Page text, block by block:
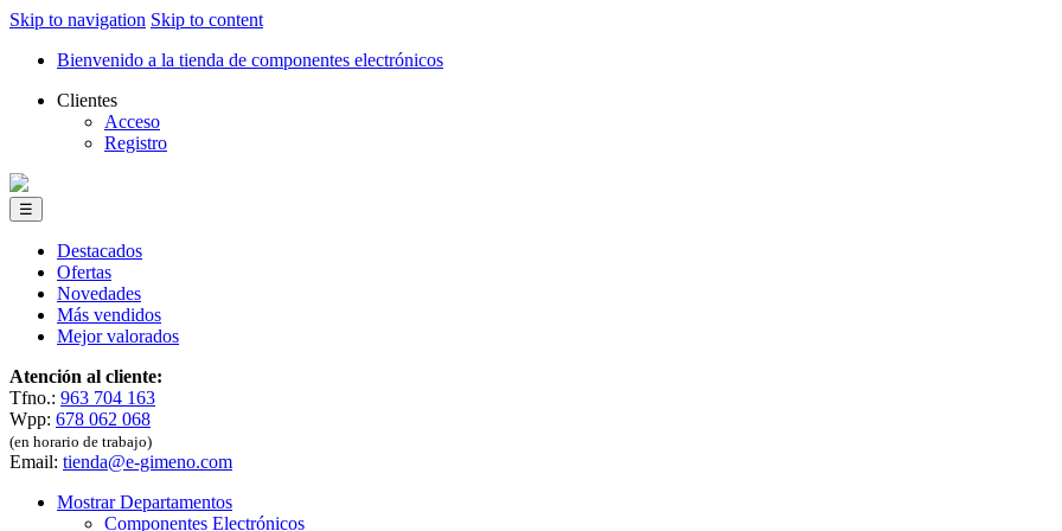
Skip to navigation Skip to content
Bienvenido a la tienda de componentes electrónicos
Clientes
Acceso
Registro
☰
Destacados
Ofertas
Novedades
Más vendidos
Mejor valorados
Atención al cliente:
Tfno.: 963 704 163
Wpp: 678 062 068
(en horario de trabajo)
Email: tienda@e-gimeno.com
Mostrar Departamentos
Componentes Electrónicos